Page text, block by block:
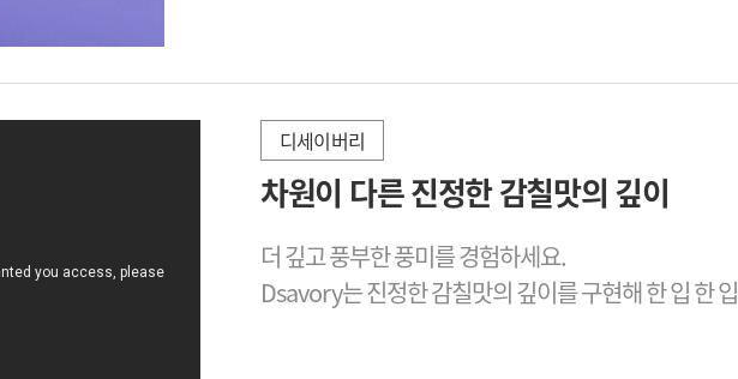
2026-06-11
디세이버리
차원이 다른 진정한 감칠맛의 깊이
더 깊고 풍부한 풍미를 경험하세요.
Dsavory는 진정한 감칠맛의 깊이를 구현해 한 입 한